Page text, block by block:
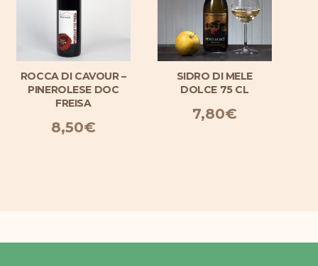
–
SIDRO DI MELE
DOLCE 75 CL
BRUME – PINEROLESE
DOC ROSSO
9,50